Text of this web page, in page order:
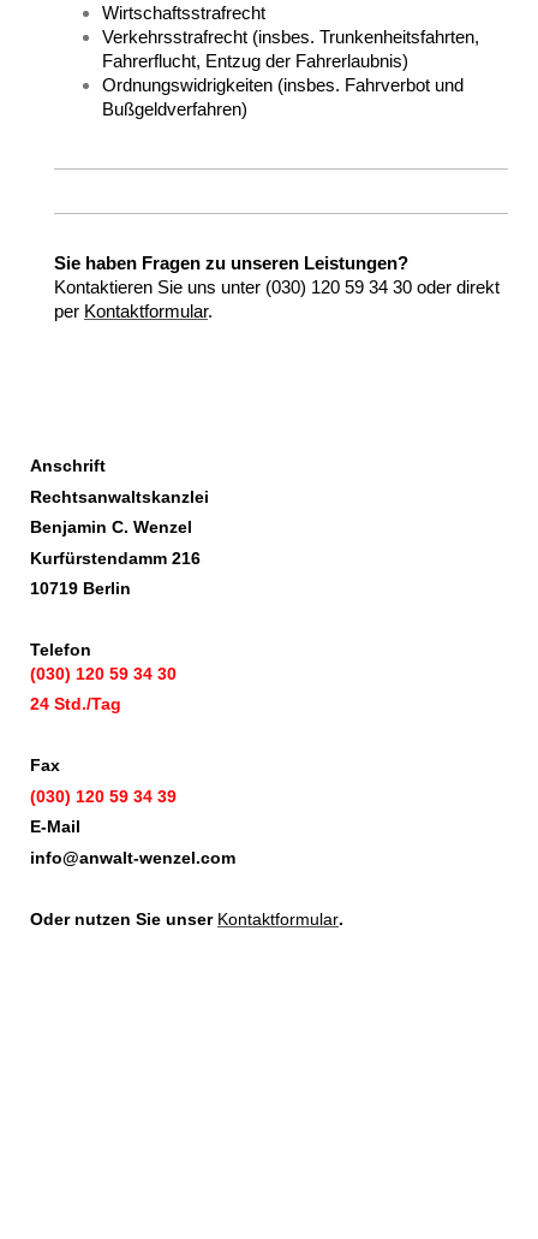
Wirtschaftsstrafrecht
Verkehrsstrafrecht (insbes. Trunkenheitsfahrten,
Fahrerflucht, Entzug der Fahrerlaubnis)
Ordnungswidrigkeiten (insbes. Fahrverbot und
Bußgeldverfahren)
Sie haben Fragen zu unseren Leistungen?
Kontaktieren Sie uns unter (030) 120 59 34 30 oder direkt
per Kontaktformular.
Anschrift
Rechtsanwaltskanzlei
Benjamin C. Wenzel
Kurfürstendamm 216
10719 Berlin
Telefon
(030) 120 59 34 30
24 Std./Tag
Fax
(030) 120 59 34 39
E-Mail
info@anwalt-wenzel.com
Oder nutzen Sie unser Kontaktformular.